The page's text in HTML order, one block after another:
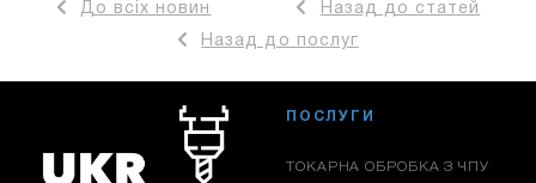
До всіх новин Назад до статей
Назад до послуг
ПОСЛУГИ
ТОКАРНА ОБРОБКА З ЧПУ